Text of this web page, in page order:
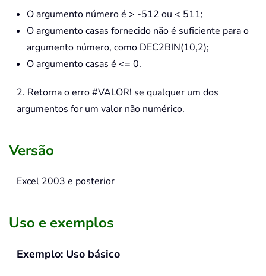
O argumento número é > -512 ou < 511;
O argumento casas fornecido não é suficiente para o
argumento número, como DEC2BIN(10,2);
O argumento casas é <= 0.
2. Retorna o erro #VALOR! se qualquer um dos
argumentos for um valor não numérico.
Versão
Excel 2003 e posterior
Uso e exemplos
Exemplo: Uso básico